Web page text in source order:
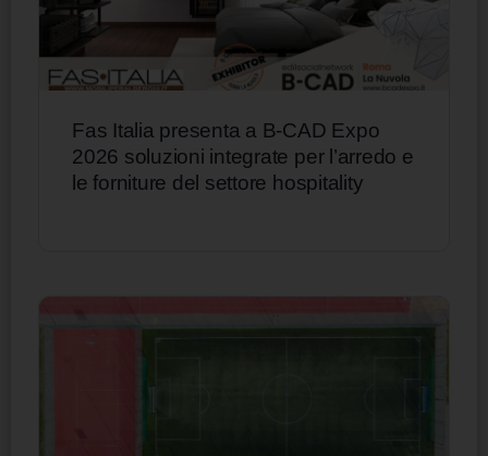
Fas Italia presenta a B-CAD Expo
2026 soluzioni integrate per l’arredo e
le forniture del settore hospitality